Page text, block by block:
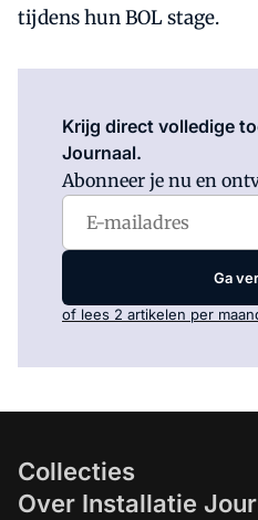
tijdens hun BOL stage.
Krijg direct volledige
Journaal.
Abonneer je nu en
Ga
of lees 2 artikelen per
Collecties
Over Installatie